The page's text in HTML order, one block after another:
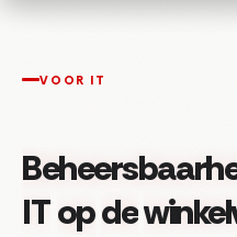
VOOR IT
ITopde